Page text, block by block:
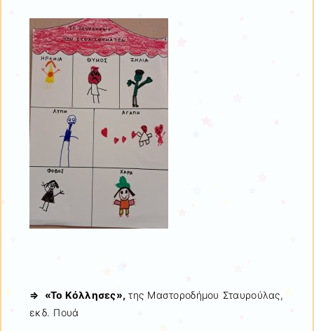
⇒ «Το Κόλλησες»,της Μαστοροδήμου Σταυρούλας,
εκδ. Πουά